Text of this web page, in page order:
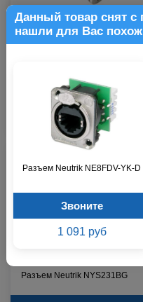
Данный товар снят с
нашли для Вас
Разъем Neutrik NE8FDV-YK-D
Звоните
1 091 руб
Разъем Neutrik NYS240L
158 р.
Разъем Neutrik NYS231BG